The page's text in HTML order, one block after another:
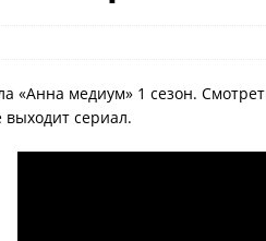
«Анна медиум» 1 сезон.
выходит сериал.